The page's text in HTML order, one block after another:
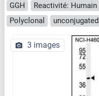
GGH Reactivité: Humain
Polyclonal
unconjugated
3 images